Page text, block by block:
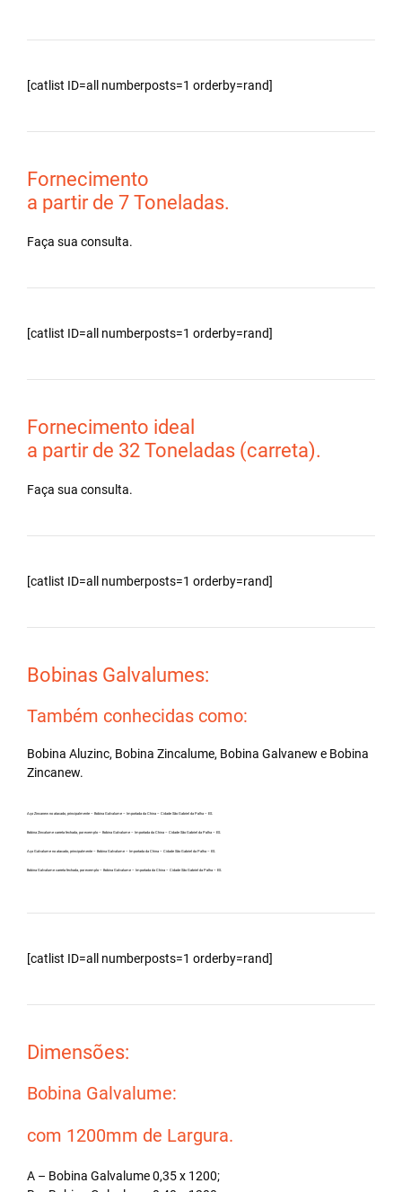
[catlist ID=all numberposts=1 orderby=rand]
Fornecimento
a partir de 7 Toneladas.
Faça sua consulta.
[catlist ID=all numberposts=1 orderby=rand]
Fornecimento ideal
a partir de 32 Toneladas (carreta).
Faça sua consulta.
[catlist ID=all numberposts=1 orderby=rand]
Bobinas Galvalumes:
Também conhecidas como:
Bobina Aluzinc, Bobina Zincalume, Bobina Galvanew e Bobina
Zincanew.
Aço Zincanew no atacado, principalmente – Bobina Galvalume – Importada da China – Cidade São Gabriel da Palha – ES.
Bobina Zincalume carreta fechada, por exemplo – Bobina Galvalume – Importada da China – Cidade São Gabriel da Palha – ES.
Aço Galvalume no atacado, principalmente – Bobina Galvalume – Importada da China – Cidade São Gabriel da Palha – ES.
Bobina Galvalume carreta fechada, por exemplo – Bobina Galvalume – Importada da China – Cidade São Gabriel da Palha – ES.
[catlist ID=all numberposts=1 orderby=rand]
Dimensões:
Bobina Galvalume:
com 1200mm de Largura.
A – Bobina Galvalume 0,35 x 1200;